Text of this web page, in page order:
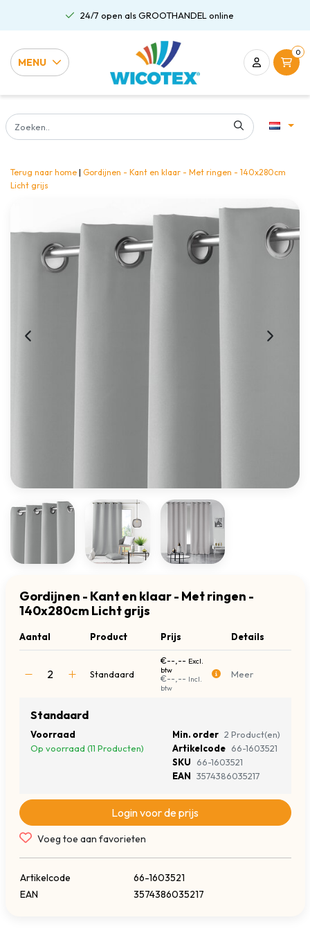
24/7 open als GROOTHANDEL online
MENU
0
Terug naar home | Gordijnen - Kant en klaar - Met ringen - 140x280cm
Licht grijs
Gordijnen - Kant en klaar - Met ringen -
140x280cm Licht grijs
Aantal Product Prijs Details
Standaard
€--,-- Excl.
btw
€--,-- Incl.
btw
Meer
Standaard
Voorraad
Op voorraad (11 Producten)
Min. order 2 Product(en)
Artikelcode 66-1603521
SKU
66-1603521
EAN 3574386035217
Login voor de prijs
Voeg toe aan favorieten
Artikelcode
66-1603521
EAN
3574386035217